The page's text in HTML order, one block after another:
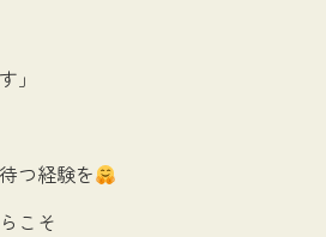
」
つ経験を
こそ